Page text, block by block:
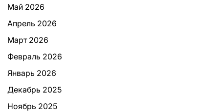
Май 2026
Апрель 2026
Март 2026
Февраль 2026
Январь 2026
Декабрь 2025
Ноябрь 2025